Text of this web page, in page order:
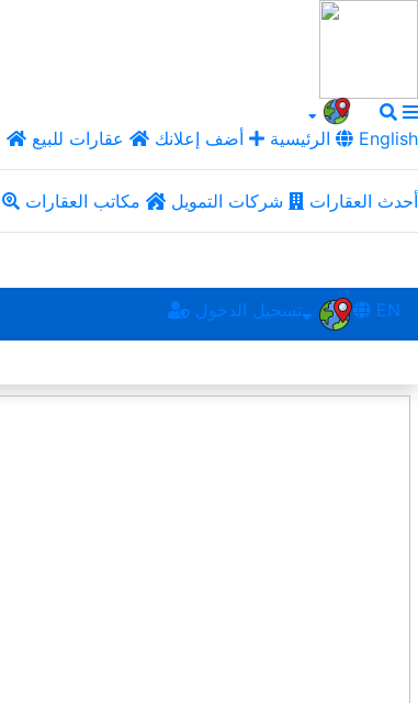
الرئيسية أضف إعلانك عقارات للبيع English
أحدث العقارات شركات التمويل مكاتب العقارات
تسجيل الدخول EN